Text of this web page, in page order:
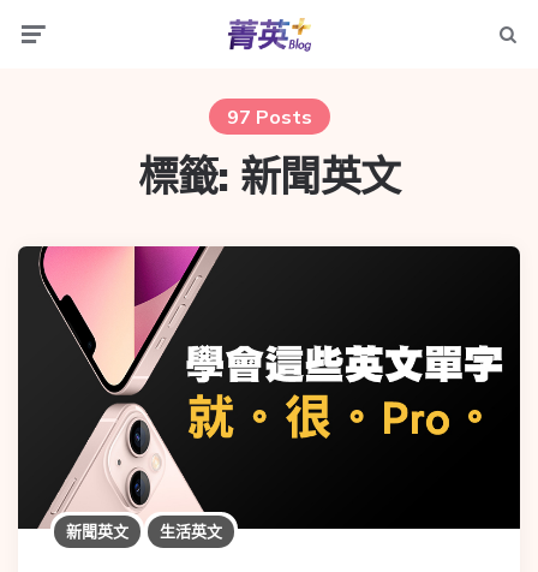
97 Posts
標籤: 新聞英文
新聞英文 生活英文